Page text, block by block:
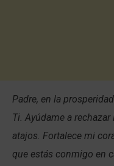
Padre, en la
Ti. Ayúdame a
atajos. Fortalece mi
que estás conmigo en